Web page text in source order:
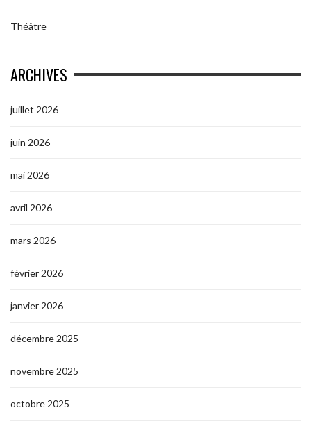
Théâtre
ARCHIVES
juillet 2026
juin 2026
mai 2026
avril 2026
mars 2026
février 2026
janvier 2026
décembre 2025
novembre 2025
octobre 2025